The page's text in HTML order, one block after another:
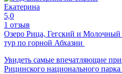
Екатерина
5,0
1 отзыв
Озеро Рица, Гегский и
тур по горной Абхазии
Увидеть самые впечатляющие
Рицинского национального